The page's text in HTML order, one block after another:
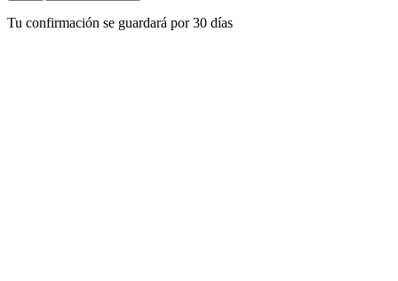
Tu confirmación se guardará por 30 días